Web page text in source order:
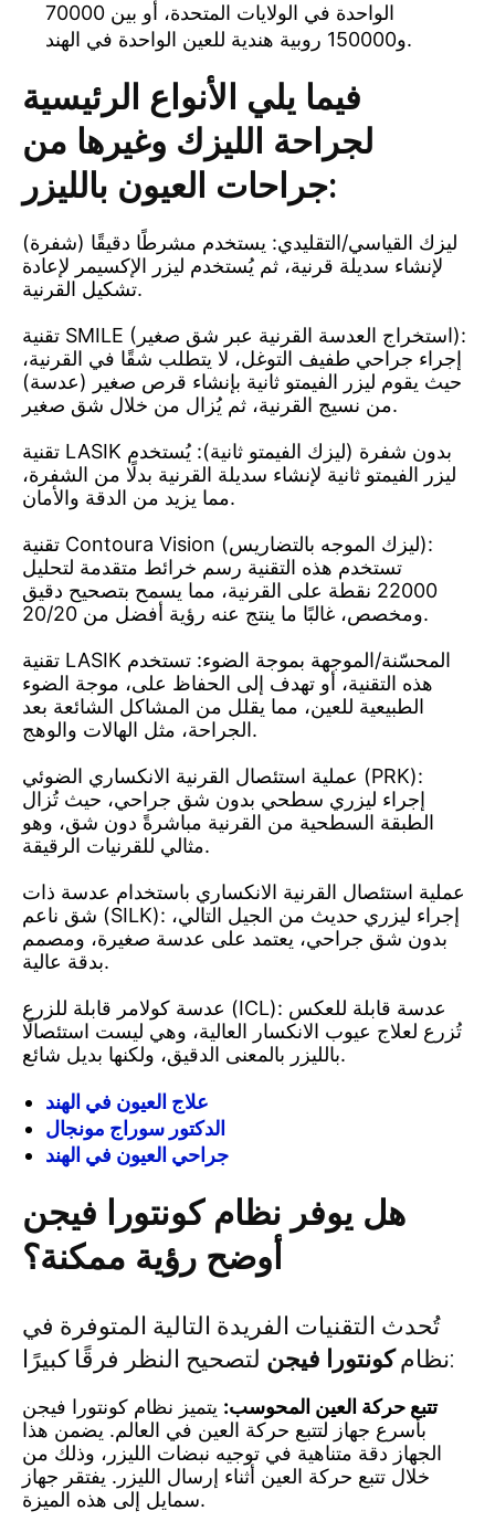
الواحدة في الولايات المتحدة، أو بين 70000
و150000 روبية هندية للعين الواحدة في الهند.
فيما يلي الأنواع الرئيسية
لجراحة الليزك وغيرها من
جراحات العيون بالليزر:
ليزك القياسي/التقليدي: يستخدم مشرطًا دقيقًا (شفرة)
لإنشاء سديلة قرنية، ثم يُستخدم ليزر الإكسيمر لإعادة
تشكيل القرنية.
تقنية SMILE (استخراج العدسة القرنية عبر شق صغير):
إجراء جراحي طفيف التوغل، لا يتطلب شقًا في القرنية،
حيث يقوم ليزر الفيمتو ثانية بإنشاء قرص صغير (عدسة)
من نسيج القرنية، ثم يُزال من خلال شق صغير.
تقنية LASIK بدون شفرة (ليزك الفيمتو ثانية): يُستخدم
ليزر الفيمتو ثانية لإنشاء سديلة القرنية بدلًا من الشفرة،
مما يزيد من الدقة والأمان.
تقنية Contoura Vision (ليزك الموجه بالتضاريس):
تستخدم هذه التقنية رسم خرائط متقدمة لتحليل
22000 نقطة على القرنية، مما يسمح بتصحيح دقيق
ومخصص، غالبًا ما ينتج عنه رؤية أفضل من 20/20.
تقنية LASIK المحسّنة/الموجهة بموجة الضوء: تستخدم
هذه التقنية، أو تهدف إلى الحفاظ على، موجة الضوء
الطبيعية للعين، مما يقلل من المشاكل الشائعة بعد
الجراحة، مثل الهالات والوهج.
عملية استئصال القرنية الانكساري الضوئي (PRK):
إجراء ليزري سطحي بدون شق جراحي، حيث تُزال
الطبقة السطحية من القرنية مباشرةً دون شق، وهو
مثالي للقرنيات الرقيقة.
عملية استئصال القرنية الانكساري باستخدام عدسة ذات
شق ناعم (SILK): إجراء ليزري حديث من الجيل التالي،
بدون شق جراحي، يعتمد على عدسة صغيرة، ومصمم
بدقة عالية.
عدسة كولامر قابلة للزرع (ICL): عدسة قابلة للعكس
تُزرع لعلاج عيوب الانكسار العالية، وهي ليست استئصالًا
بالليزر بالمعنى الدقيق، ولكنها بديل شائع.
علاج العيون في الهند
الدكتور سوراج مونجال
جراحي العيون في الهند
هل يوفر نظام كونتورا فيجن
أوضح رؤية ممكنة؟
تُحدث التقنيات الفريدة التالية المتوفرة في
نظامكونتورا فيجن لتصحيح النظر فرقًا كبيرًا:
تتبع حركة العين المحوسب: يتميز نظام كونتورا فيجن
بأسرع جهاز لتتبع حركة العين في العالم. يضمن هذا
الجهاز دقة متناهية في توجيه نبضات الليزر، وذلك من
خلال تتبع حركة العين أثناء إرسال الليزر. يفتقر جهاز
سمايل إلى هذه الميزة.